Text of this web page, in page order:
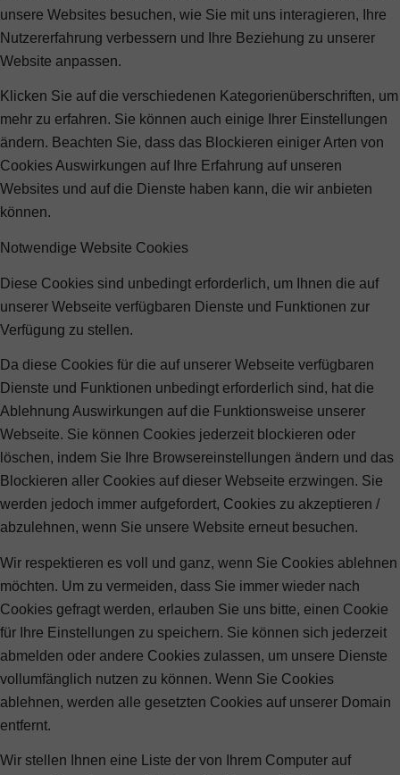
unsere Websites besuchen, wie Sie mit uns interagieren, Ihre
Nutzererfahrung verbessern und Ihre Beziehung zu unserer
Website anpassen.
Klicken Sie auf die verschiedenen Kategorienüberschriften, um
mehr zu erfahren. Sie können auch einige Ihrer Einstellungen
ändern. Beachten Sie, dass das Blockieren einiger Arten von
Cookies Auswirkungen auf Ihre Erfahrung auf unseren
Websites und auf die Dienste haben kann, die wir anbieten
können.
Notwendige Website Cookies
Diese Cookies sind unbedingt erforderlich, um Ihnen die auf
unserer Webseite verfügbaren Dienste und Funktionen zur
Verfügung zu stellen.
Da diese Cookies für die auf unserer Webseite verfügbaren
Dienste und Funktionen unbedingt erforderlich sind, hat die
Ablehnung Auswirkungen auf die Funktionsweise unserer
Webseite. Sie können Cookies jederzeit blockieren oder
löschen, indem Sie Ihre Browsereinstellungen ändern und das
Blockieren aller Cookies auf dieser Webseite erzwingen. Sie
werden jedoch immer aufgefordert, Cookies zu akzeptieren /
abzulehnen, wenn Sie unsere Website erneut besuchen.
Wir respektieren es voll und ganz, wenn Sie Cookies ablehnen
möchten. Um zu vermeiden, dass Sie immer wieder nach
Cookies gefragt werden, erlauben Sie uns bitte, einen Cookie
für Ihre Einstellungen zu speichern. Sie können sich jederzeit
abmelden oder andere Cookies zulassen, um unsere Dienste
vollumfänglich nutzen zu können. Wenn Sie Cookies
ablehnen, werden alle gesetzten Cookies auf unserer Domain
entfernt.
Wir stellen Ihnen eine Liste der von Ihrem Computer auf